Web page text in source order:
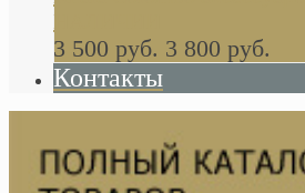
НАЛИЧИИ
3 500 руб. 3 800 руб.
Контакты